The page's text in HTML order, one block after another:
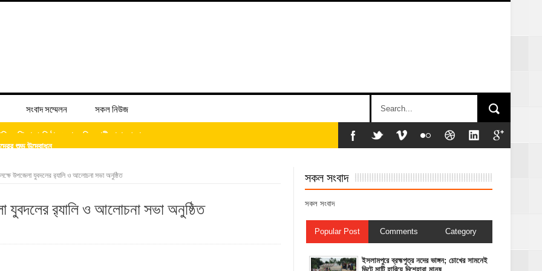
সংবাদ সম্মেলন সকল নিউজ
শুভ উদ্বোধন
মাটি হারিয়ে দিশেহারা মানুষ
উপজেলা যুবদলের র‌্যালি ও আলোচনা সভা অনুষ্ঠিত
যুবদলের র‌্যালি ও আলোচনা সভা অনুষ্ঠিত
সকল সংবাদ
সকল সংবাদ
Popular Post Comments Category
ইসলামপুরে ব্রহ্মপুত্র নদের ভাঙ্গন; চোখের সামনেই